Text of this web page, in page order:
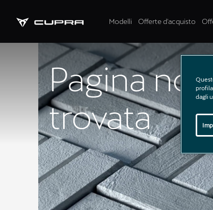
Modelli Offerte d'acquisto
Pagina non
trovata
dagli